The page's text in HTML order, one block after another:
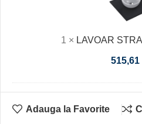
CM
1 × LAVOAR
515,61
Adauga la Favorite